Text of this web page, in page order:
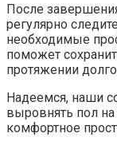
После
регулярно
необходимые
поможет
протяжении
Надеемся, наши
выровнять пол
комфортное